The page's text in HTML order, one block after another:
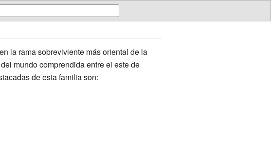
la rama sobreviviente más oriental de la
mundo comprendida entre el este de
de esta familia son: